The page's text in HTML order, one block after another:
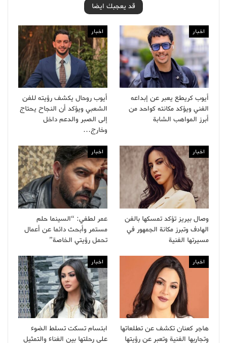
قد يعجبك ايضا
اخبار
أيوب كريطع يعبر عن إبداعه
الفني ويؤكد مكانته كواحد من
أبرز المواهب الشابة
اخبار
أيوب روحال يكشف رؤيته للفن
الشعبي ويؤكد أن النجاح يحتاج
إلى الصبر والدعم داخل
وخارج…
اخبار
وصال بيريز تؤكد تمسكها بالفن
الهادف وتبرز مكانة الجمهور في
مسيرتها الفنية
اخبار
عمر لطفي: “السينما حلم
مستمر وأبحث دائما عن أعمال
تحمل رؤيتي الخاصة”
اخبار
هاجر كعنان تكشف عن تطلعاتها
وتجاربها الفنية وتعبر عن رؤيتها
اخبار
ابتسام تسكت تسلط الضوء
على رحلتها بين الغناء والتمثيل